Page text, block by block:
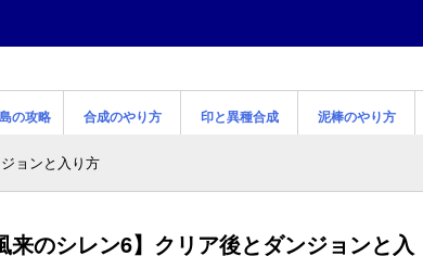
の攻略 合成のやり方 印と異種合成 泥棒のやり方
ョンと入り方
来のシレン6】クリア後とダンジョンと入